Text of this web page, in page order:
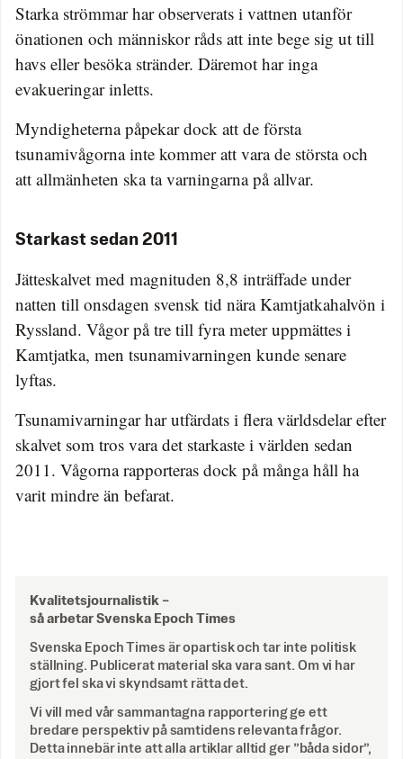
Starka strömmar har observerats i vattnen utanför
önationen och människor råds att inte bege sig ut till
havs eller besöka stränder. Däremot har inga
evakueringar inletts.
Myndigheterna påpekar dock att de första
tsunamivågorna inte kommer att vara de största och
att allmänheten ska ta varningarna på allvar.
Starkast sedan 2011
Jätteskalvet med magnituden 8,8 inträffade under
natten till onsdagen svensk tid nära Kamtjatkahalvön i
Ryssland. Vågor på tre till fyra meter uppmättes i
Kamtjatka, men tsunamivarningen kunde senare
lyftas.
Tsunamivarningar har utfärdats i flera världsdelar efter
skalvet som tros vara det starkaste i världen sedan
2011. Vågorna rapporteras dock på många håll ha
varit mindre än befarat.
Kvalitetsjournalistik –
så arbetar Svenska Epoch Times
Svenska Epoch Times är opartisk och tar inte politisk
ställning. Publicerat material ska vara sant. Om vi har
gjort fel ska vi skyndsamt rätta det.
Vi vill med vår sammantagna rapportering ge ett
bredare perspektiv på samtidens relevanta frågor.
Detta innebär inte att alla artiklar alltid ger ”båda sidor”,